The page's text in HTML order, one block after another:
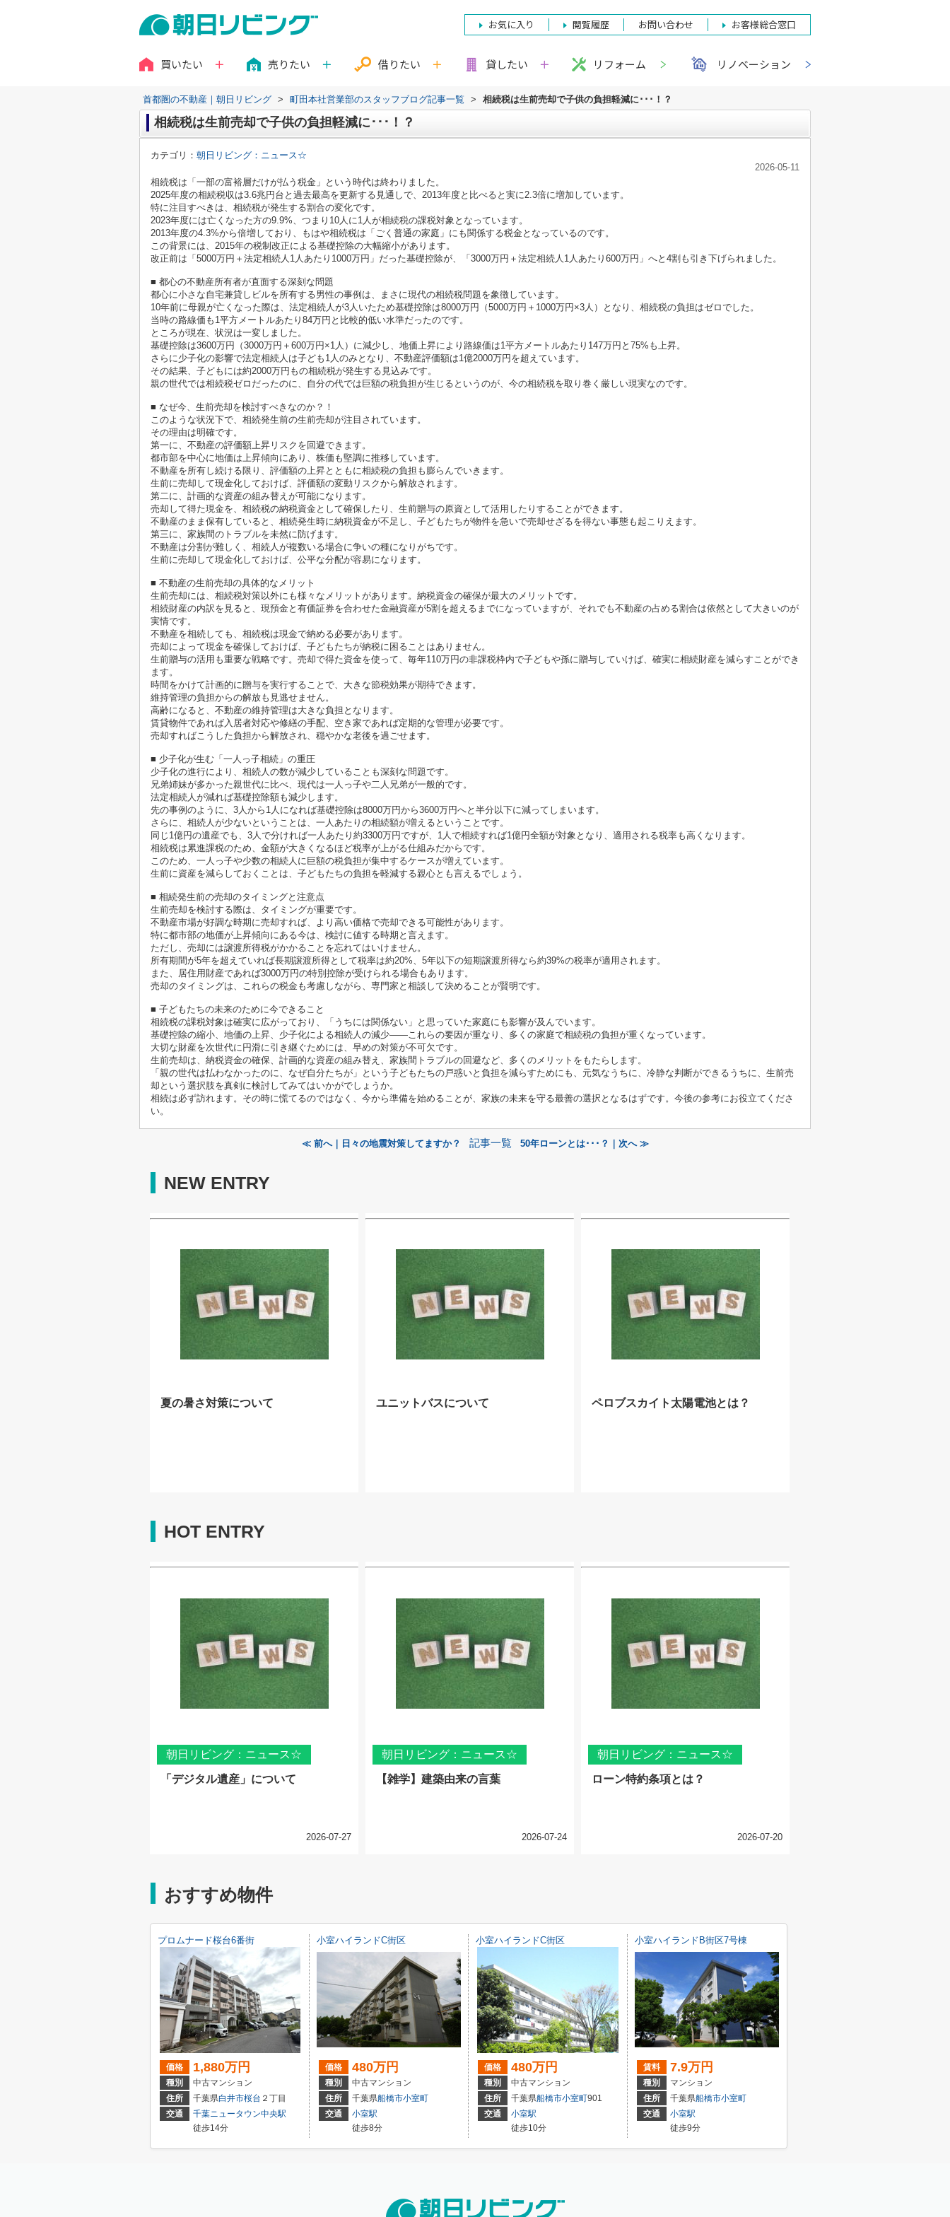
お気に入り 閲覧履歴 お問い合わせ お客様総合窓口
買いたい 売りたい 借りたい 貸したい リフォーム リノベーション
首都圏の不動産｜朝日リビング > 町田本社営業部のスタッフブログ記事一覧 > 相続税は生前売却で子供の負担軽減に･･･！？
相続税は生前売却で子供の負担軽減に･･･！？
カテゴリ： 朝日リビング：ニュース☆
2026-05-11
相続税は「一部の富裕層だけが払う税金」という時代は終わりました。
2025年度の相続税収は3.6兆円台と過去最高を更新する見通しで、2013年度と比べると実に2.3倍に増加しています。
特に注目すべきは、相続税が発生する割合の変化です。
2023年度には亡くなった方の9.9%、つまり10人に1人が相続税の課税対象となっています。
2013年度の4.3%から倍増しており、もはや相続税は「ごく普通の家庭」にも関係する税金となっているのです。
この背景には、2015年の税制改正による基礎控除の大幅縮小があります。
改正前は「5000万円＋法定相続人1人あたり1000万円」だった基礎控除が、「3000万円＋法定相続人1人あたり600万円」へと4割も引き下げられました。
■ 都心の不動産所有者が直面する深刻な問題
都心に小さな自宅兼貸しビルを所有する男性の事例は、まさに現代の相続税問題を象徴しています。
10年前に母親が亡くなった際は、法定相続人が3人いたため基礎控除は8000万円（5000万円＋1000万円×3人）となり、相続税の負担はゼロでした。
当時の路線価も1平方メートルあたり84万円と比較的低い水準だったのです。
ところが現在、状況は一変しました。
基礎控除は3600万円（3000万円＋600万円×1人）に減少し、地価上昇により路線価は1平方メートルあたり147万円と75%も上昇。
さらに少子化の影響で法定相続人は子ども1人のみとなり、不動産評価額は1億2000万円を超えています。
その結果、子どもには約2000万円もの相続税が発生する見込みです。
親の世代では相続税ゼロだったのに、自分の代では巨額の税負担が生じるというのが、今の相続税を取り巻く厳しい現実なのです。
■ なぜ今、生前売却を検討すべきなのか？！
このような状況下で、相続発生前の生前売却が注目されています。
その理由は明確です。
第一に、不動産の評価額上昇リスクを回避できます。
都市部を中心に地価は上昇傾向にあり、株価も堅調に推移しています。
不動産を所有し続ける限り、評価額の上昇とともに相続税の負担も膨らんでいきます。
生前に売却して現金化しておけば、評価額の変動リスクから解放されます。
第二に、計画的な資産の組み替えが可能になります。
売却して得た現金を、相続税の納税資金として確保したり、生前贈与の原資として活用したりすることができます。
不動産のまま保有していると、相続発生時に納税資金が不足し、子どもたちが物件を急いで売却せざるを得ない事態も起こりえます。
第三に、家族間のトラブルを未然に防げます。
不動産は分割が難しく、相続人が複数いる場合に争いの種になりがちです。
生前に売却して現金化しておけば、公平な分配が容易になります。
■ 不動産の生前売却の具体的なメリット
生前売却には、相続税対策以外にも様々なメリットがあります。納税資金の確保が最大のメリットです。
相続財産の内訳を見ると、現預金と有価証券を合わせた金融資産が5割を超えるまでになっていますが、それでも不動産の占める割合は依然として大きいのが
実情です。
不動産を相続しても、相続税は現金で納める必要があります。
売却によって現金を確保しておけば、子どもたちが納税に困ることはありません。
生前贈与の活用も重要な戦略です。売却で得た資金を使って、毎年110万円の非課税枠内で子どもや孫に贈与していけば、確実に相続財産を減らすことができ
ます。
時間をかけて計画的に贈与を実行することで、大きな節税効果が期待できます。
維持管理の負担からの解放も見逃せません。
高齢になると、不動産の維持管理は大きな負担となります。
賃貸物件であれば入居者対応や修繕の手配、空き家であれば定期的な管理が必要です。
売却すればこうした負担から解放され、穏やかな老後を過ごせます。
■ 少子化が生む「一人っ子相続」の重圧
少子化の進行により、相続人の数が減少していることも深刻な問題です。
兄弟姉妹が多かった親世代に比べ、現代は一人っ子や二人兄弟が一般的です。
法定相続人が減れば基礎控除額も減少します。
先の事例のように、3人から1人になれば基礎控除は8000万円から3600万円へと半分以下に減ってしまいます。
さらに、相続人が少ないということは、一人あたりの相続額が増えるということです。
同じ1億円の遺産でも、3人で分ければ一人あたり約3300万円ですが、1人で相続すれば1億円全額が対象となり、適用される税率も高くなります。
相続税は累進課税のため、金額が大きくなるほど税率が上がる仕組みだからです。
このため、一人っ子や少数の相続人に巨額の税負担が集中するケースが増えています。
生前に資産を減らしておくことは、子どもたちの負担を軽減する親心とも言えるでしょう。
■ 相続発生前の売却のタイミングと注意点
生前売却を検討する際は、タイミングが重要です。
不動産市場が好調な時期に売却すれば、より高い価格で売却できる可能性があります。
特に都市部の地価が上昇傾向にある今は、検討に値する時期と言えます。
ただし、売却には譲渡所得税がかかることを忘れてはいけません。
所有期間が5年を超えていれば長期譲渡所得として税率は約20%、5年以下の短期譲渡所得なら約39%の税率が適用されます。
また、居住用財産であれば3000万円の特別控除が受けられる場合もあります。
売却のタイミングは、これらの税金も考慮しながら、専門家と相談して決めることが賢明です。
■ 子どもたちの未来のために今できること
相続税の課税対象は確実に広がっており、「うちには関係ない」と思っていた家庭にも影響が及んでいます。
基礎控除の縮小、地価の上昇、少子化による相続人の減少――これらの要因が重なり、多くの家庭で相続税の負担が重くなっています。
大切な財産を次世代に円滑に引き継ぐためには、早めの対策が不可欠です。
生前売却は、納税資金の確保、計画的な資産の組み替え、家族間トラブルの回避など、多くのメリットをもたらします。
「親の世代は払わなかったのに、なぜ自分たちが」という子どもたちの戸惑いと負担を減らすためにも、元気なうちに、冷静な判断ができるうちに、生前売
却という選択肢を真剣に検討してみてはいかがでしょうか。
相続は必ず訪れます。その時に慌てるのではなく、今から準備を始めることが、家族の未来を守る最善の選択となるはずです。今後の参考にお役立てくださ
い。
≪ 前へ｜日々の地震対策してますか？ 記事一覧 50年ローンとは･･･？｜次へ ≫
NEW ENTRY
夏の暑さ対策について ユニットバスについて ペロブスカイト太陽電池とは？
HOT ENTRY
朝日リビング：ニュース☆
「デジタル遺産」について
2026-07-27
朝日リビング：ニュース☆
【雑学】建築由来の言葉
2026-07-24
朝日リビング：ニュース☆
ローン特約条項とは？
2026-07-20
おすすめ物件
プロムナード桜台6番街
価格 1,880万円
種別
中古マンション
住所
千葉県白井市桜台 ２丁目
交通
千葉ニュータウン中央駅
徒歩14分
小室ハイランドC街区
価格 480万円
種別
中古マンション
住所
千葉県船橋市小室町
交通
小室駅
徒歩8分
小室ハイランドC街区
価格 480万円
種別
中古マンション
住所
千葉県船橋市小室町901
交通
小室駅
徒歩10分
小室ハイランドB街区7号棟
賃料 7.9万円
種別
マンション
住所
千葉県船橋市小室町
交通
小室駅
徒歩9分